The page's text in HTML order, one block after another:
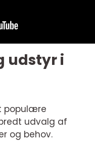
udstyr i
populære
udvalg af
og behov.